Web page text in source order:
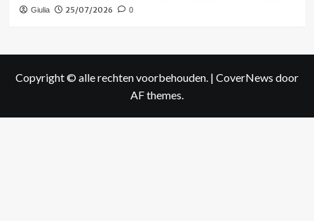
Giulia 25/07/2026 0
Copyright © alle rechten voorbehouden. | CoverNews door
AF themes.